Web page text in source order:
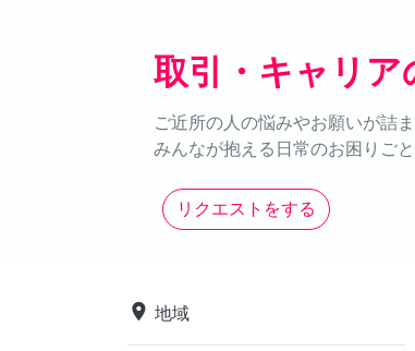
取引・キャリア
ご近所の人の悩みやお願いが詰
みんなが抱える日常のお困りご
リクエストをする
place 地域